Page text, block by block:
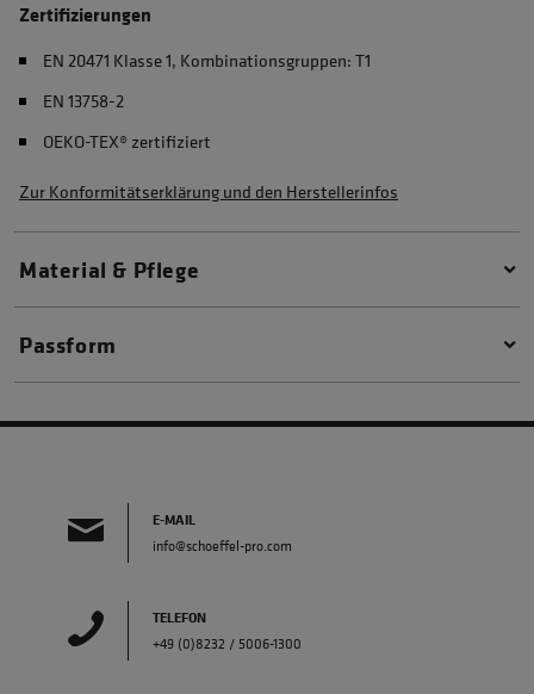
Zertifizierungen
EN 20471 Klasse 1, Kombinationsgruppen: T1
EN 13758-2
OEKO-TEX® zertifiziert
Zur Konformitätserklärung und den Herstellerinfos
Material & Pflege
Passform
E-MAIL
info@schoeffel-pro.com
TELEFON
+49 (0)8232 / 5006-1300